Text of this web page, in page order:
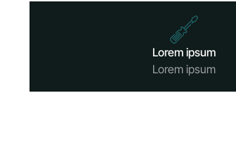
Lorem ipsum
Lorem ipsum